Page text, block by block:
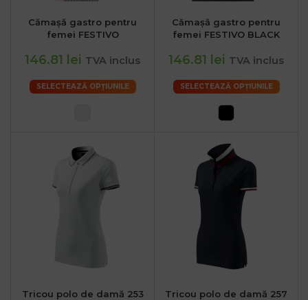
Cămașă gastro pentru
femei FESTIVO
146.81 lei TVA inclus
SELECTEAZĂ OPȚIUNILE
Cămașă gastro pentru
femei FESTIVO BLACK
146.81 lei TVA inclus
SELECTEAZĂ OPȚIUNILE
Tricou polo de damă 253 Tricou polo de damă 257